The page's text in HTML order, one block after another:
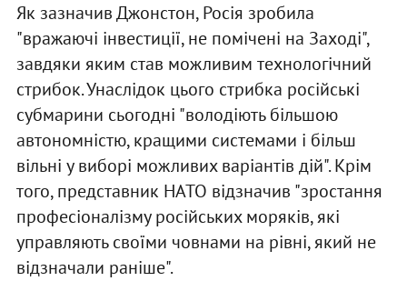
Як зазначив Джонстон, Росія зробила
"вражаючі інвестиції, не помічені на Заході",
завдяки яким став можливим технологічний
стрибок. Унаслідок цього стрибка російські
субмарини сьогодні "володіють більшою
автономністю, кращими системами і більш
вільні у виборі можливих варіантів дій". Крім
того, представник НАТО відзначив "зростання
професіоналізму російських моряків, які
управляють своїми човнами на рівні, який не
відзначали раніше".